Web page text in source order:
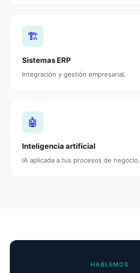
🏗️
Sistemas ERP
Integración y gestión empresarial.
🤖
Inteligencia artificial
IA aplicada a tus procesos de negocio.
HABLEMOS